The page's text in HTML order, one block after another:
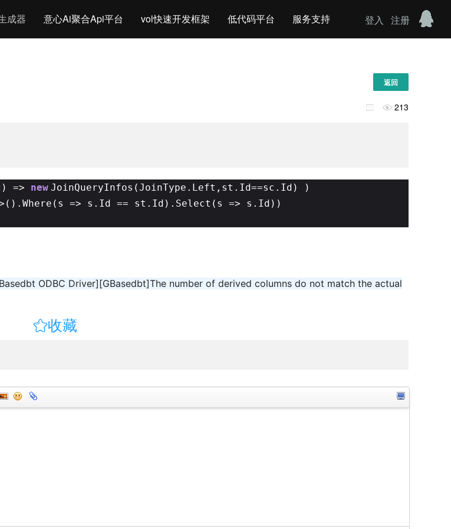
成器 意心Ai聚合Api平台 vol快速开发框架 低代码平台 服务支持 登入 注册
返回
  213
=> new JoinQueryInfos(JoinType.Left,st.Id==sc.Id) )
=> s.Id == st.Id).Select(s => s.Id))
ODBC Driver][GBasedbt]The number of derived columns do not match the actual
收藏